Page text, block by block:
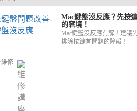
Mac鍵盤沒反應？先按
的窘境！
Mac鍵盤沒反應有解！建議
排除按鍵有問題的障礙！
維修